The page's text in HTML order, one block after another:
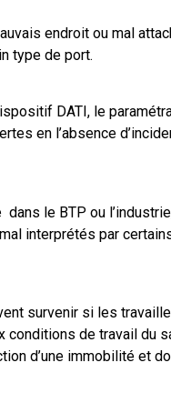
endroit ou mal
type de port.
DATI, le
en l’absence
le BTP ou
interprétés par
survenir si les
de travail du
d’une immobilité et